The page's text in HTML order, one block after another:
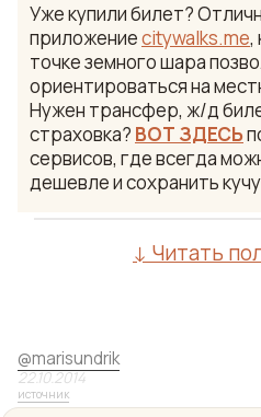
Уже купили билет?
приложениеcitywalks.me,
точке земного шара
ориентироваться на
Нужен трансфер, ж/д
страховка? ВОТ ЗДЕСЬ
сервисов, где всегда
дешевле и сохранить
↓ Читать
@marisundrik
22.10.2014
источник